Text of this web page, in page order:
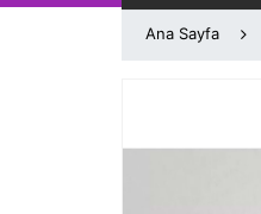
Ana Sayfa